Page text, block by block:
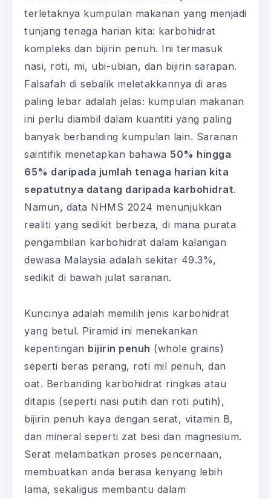
terletaknya kumpulan makanan yang menjadi
tunjang tenaga harian kita: karbohidrat
kompleks dan bijirin penuh. Ini termasuk
nasi, roti, mi, ubi-ubian, dan bijirin sarapan.
Falsafah di sebalik meletakkannya di aras
paling lebar adalah jelas: kumpulan makanan
ini perlu diambil dalam kuantiti yang paling
banyak berbanding kumpulan lain. Saranan
saintifik menetapkan bahawa 50% hingga
65% daripada jumlah tenaga harian kita
sepatutnya datang daripada karbohidrat.
Namun, data NHMS 2024 menunjukkan
realiti yang sedikit berbeza, di mana purata
pengambilan karbohidrat dalam kalangan
dewasa Malaysia adalah sekitar 49.3%,
sedikit di bawah julat saranan.
Kuncinya adalah memilih jenis karbohidrat
yang betul. Piramid ini menekankan
kepentingan bijirin penuh (whole grains)
seperti beras perang, roti mil penuh, dan
oat. Berbanding karbohidrat ringkas atau
ditapis (seperti nasi putih dan roti putih),
bijirin penuh kaya dengan serat, vitamin B,
dan mineral seperti zat besi dan magnesium.
Serat melambatkan proses pencernaan,
membuatkan anda berasa kenyang lebih
lama, sekaligus membantu dalam